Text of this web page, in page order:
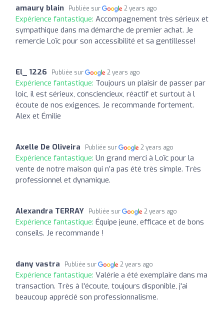
amaury blain Publiée sur 2 years ago
Expérience fantastique: Accompagnement très sérieux et
sympathique dans ma démarche de premier achat. Je
remercie Loïc pour son accessibilité et sa gentillesse!
El_ 1226 Publiée sur 2 years ago
Expérience fantastique: Toujours un plaisir de passer par
loic, il est sérieux, consciencieux, réactif et surtout à l
écoute de nos exigences. Je recommande fortement.
Alex et Émilie
Axelle De Oliveira Publiée sur 2 years ago
Expérience fantastique: Un grand merci à Loïc pour la
vente de notre maison qui n’a pas été très simple. Très
professionnel et dynamique.
Alexandra TERRAY Publiée sur 2 years ago
Expérience fantastique: Équipe jeune, efficace et de bons
conseils. Je recommande !
dany vastra Publiée sur 2 years ago
Expérience fantastique: Valérie a été exemplaire dans ma
transaction. Très à l'écoute, toujours disponible, j'ai
beaucoup apprécié son professionnalisme.